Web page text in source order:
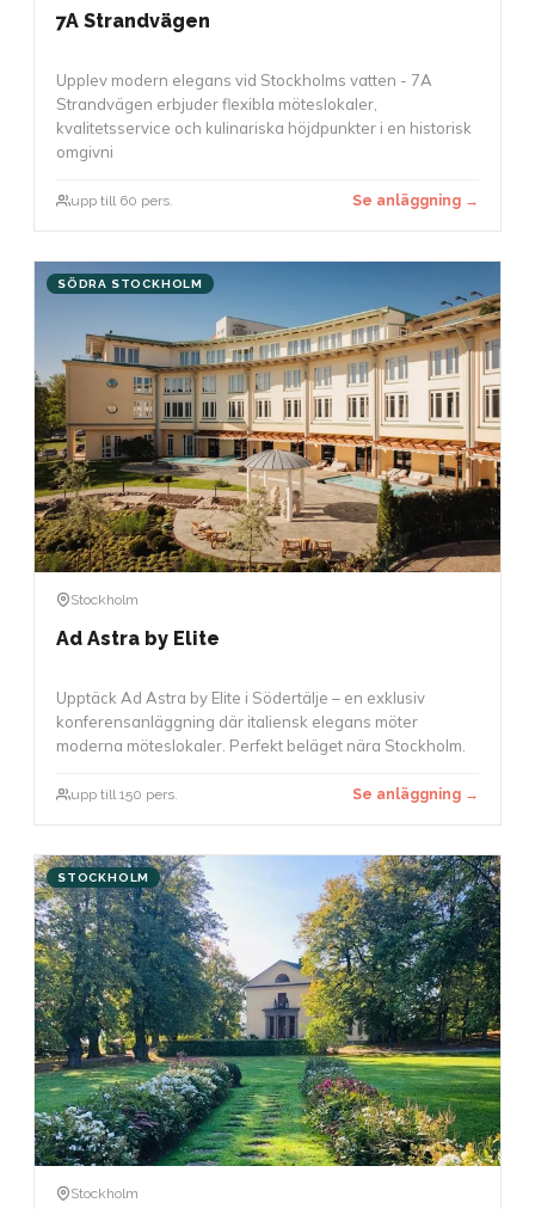
7A Strandvägen
Upplev modern elegans vid Stockholms vatten - 7A
Strandvägen erbjuder flexibla möteslokaler,
kvalitetsservice och kulinariska höjdpunkter i en historisk
omgivni
upp till 60 pers. Se anläggning →
SÖDRA STOCKHOLM
Stockholm
Ad Astra by Elite
Upptäck Ad Astra by Elite i Södertälje – en exklusiv
konferensanläggning där italiensk elegans möter
moderna möteslokaler. Perfekt beläget nära Stockholm.
upp till 150 pers. Se anläggning →
STOCKHOLM
Stockholm